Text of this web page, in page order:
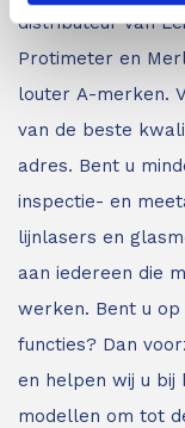
distributeur van
Protimeter en
louter A-merken.
van de beste
adres. Bent u
inspectie- en
lijnlasers en
aan iedereen die
werken. Bent u
functies? Dan
en helpen wij u bij
modellen om tot